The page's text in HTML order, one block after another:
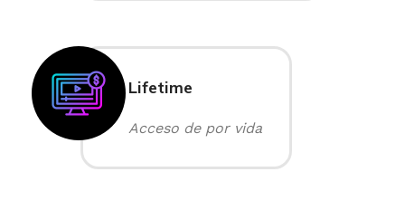
Lifetime
Acceso de por vida